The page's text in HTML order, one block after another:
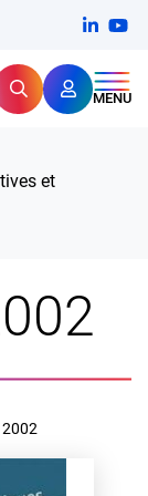
RechercherMENU
et